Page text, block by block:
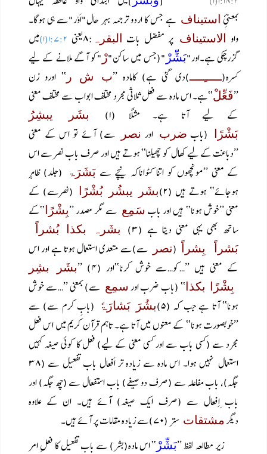
بمعنئِ استیناف ہے جس کا اردو ترجمہ بہر حال"اَوْر"سے ہی ہوگا۔
واو
الاستیناف پر مفصّل بات البقرہ :۸یعنی ۱:۷:۲(۱)
میں
گزرچکی ہے۔اور"بَشِّرْ "(جس میں ساکن"رْ "کو آگے ملانے کے لیے
کسرہ(ـــــِــــ)دی گئی ہے) کامادہ ’’ب ش ر ‘‘ اورو زن
’’فَعِّلْ‘‘ہے۔ اس مادہ سے فعل ثلاثی مجرد مختلف ابواب سے مختلف معنی
کے لیے آتا ہے۔ مثلاً (۱)
بشَر یبشِرُ
بَشْرًا
(باب ضرب اور نصر سے) آئے تو اس کے معنی
’’دباغت کے لیے کھال کو چھیلنا‘‘ ہوتے ہیں اور صرف باب نصر سے اس
کے معنی ’’مونچھوں کو اتنا کٹواناکہ نیچے سے بَشَرَۃ
(جلد) ظاہر
ہوجائے‘‘ ہوتے ہیں (۲)
بشَر یبشُر بُشْرًا
(نصرسے) کے
معنی ’’خوش ہونا‘‘ ہیں اور باب سَمِع سے مگر مصدر ’’بِشْرًا ‘‘کے
ساتھ بھی یہی معنی دیتا ہے (۳)
بشَرہ بکذا بُشراً
بَشراً بِشراً
(نصر سے)سے متعدی استعمال ہوتا ہے اور اس
کے معنی ہیں ’’…کو…سے خوش کرنا‘‘اور (۴) ’’
بشَر بشِر
بِشْرًا بکذا ‘‘ (باب ضرب اورسمِع سے) بمعنی ’’…سے خوش
ہونا‘‘ آتا ہے جب کہ (۵)
بشُرَ بَشارَۃً (بابِ کرم سے) سے
’’خوبصورت ہونا‘‘ کے معنوں میں آتا ہے۔ تاہم قرآن کریم میں اس فعل
مجرد سے (کسی باب سے اور کسی معنی کے لیے) فعل کا کوئی صیغہ کہیں
استعمال نہیں ہوا۔ اس مادہ سے زیادہ تر اَفعال باب تفعیل سے (۳۸
جگہ)، باب مفاعلہ سے (صرف دو صیغے) باب استفعال سے (چھ جگہ) اور
باب ِاِفعال سے (صرف ایک صیغہ) آئے ہیں۔ ان کے علاوہ
دیگرمشتقات ستر (۷۰)سے زیادہ مقامات پر آئے ہیں۔
زیر مطالعہ لفظ ’’بَشِّرْ ‘‘ اس مادہ(بشر) سے باب تفعیل کا فعلِ امر